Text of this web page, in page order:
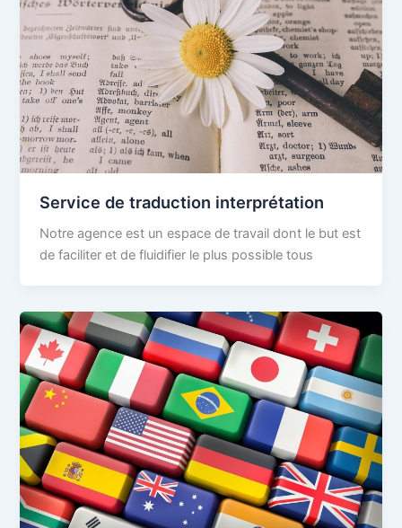
Service de traduction interprétation
Notre agence est un espace de travail dont le but est
de faciliter et de fluidifier le plus possible tous